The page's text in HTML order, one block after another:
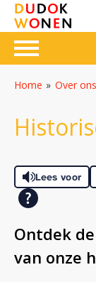
Naar de homepage
Ga naar Hoofd
Home Over ons
Lees voor
Ontdek
van onze